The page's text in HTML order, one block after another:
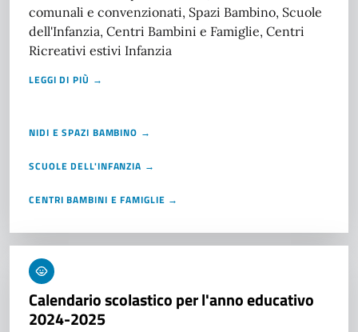
comunali e convenzionati, Spazi Bambino, Scuole
dell'Infanzia, Centri Bambini e Famiglie, Centri
Ricreativi estivi Infanzia
LEGGI DI PIÙ →
NIDI E SPAZI BAMBINO →
SCUOLE DELL'INFANZIA →
CENTRI BAMBINI E FAMIGLIE →
Calendario scolastico per l'anno educativo
2024-2025